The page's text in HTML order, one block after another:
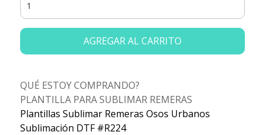
AGREGAR AL CARRITO
QUÉ ESTOY COMPRANDO?
PLANTILLA PARA SUBLIMAR REMERAS
Plantillas Sublimar Remeras Osos Urbanos
Sublimación DTF #R224